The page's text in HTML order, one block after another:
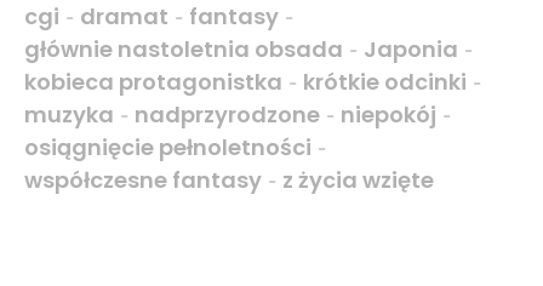
cgi - dramat - fantasy -
głównie nastoletnia obsada - Japonia -
kobieca protagonistka - krótkie odcinki -
muzyka - nadprzyrodzone - niepokój -
osiągnięcie pełnoletności -
współczesne fantasy - z życia wzięte